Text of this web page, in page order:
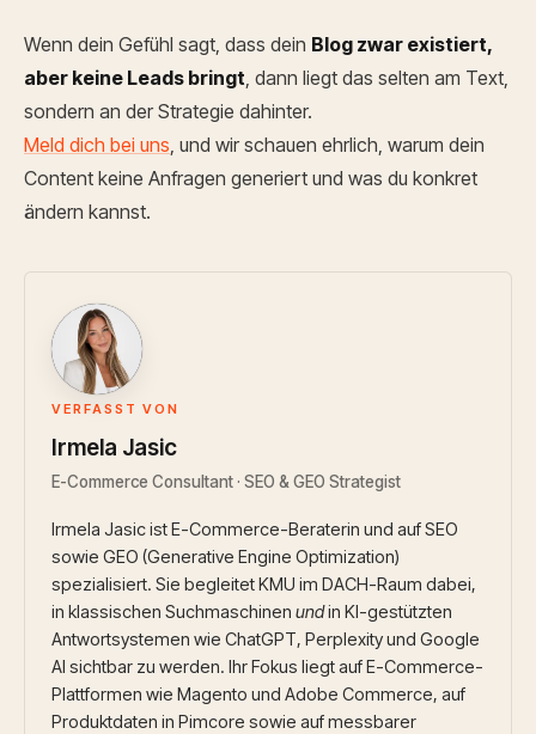
Wenn dein Gefühl sagt, dass dein Blog zwar existiert,
aber keine Leads bringt, dann liegt das selten am Text,
sondern an der Strategie dahinter.
Meld dich bei uns, und wir schauen ehrlich, warum dein
Content keine Anfragen generiert und was du konkret
ändern kannst.
IJ
VERFASST VON
Irmela Jasic
E-Commerce Consultant · SEO & GEO Strategist
Irmela Jasic ist E-Commerce-Beraterin und auf SEO
sowie GEO (Generative Engine Optimization)
spezialisiert. Sie begleitet KMU im DACH-Raum dabei,
in klassischen Suchmaschinen undin KI-gestützten
Antwortsystemen wie ChatGPT, Perplexity und Google
AI sichtbar zu werden. Ihr Fokus liegt auf E-Commerce-
Plattformen wie Magento und Adobe Commerce, auf
Produktdaten in Pimcore sowie auf messbarer